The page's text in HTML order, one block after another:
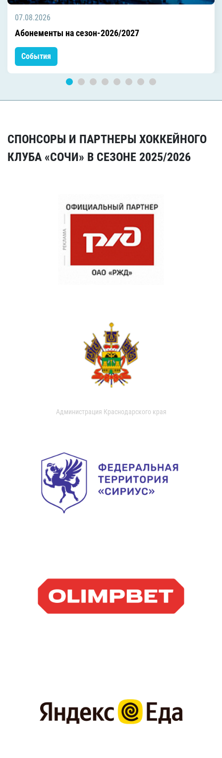
07.08.2026
Абонементы на сезон-2026/2027
События
СПОНСОРЫ И ПАРТНЕРЫ ХОККЕЙНОГО
КЛУБА «СОЧИ» В СЕЗОНЕ 2025/2026
Администрация Краснодарского края